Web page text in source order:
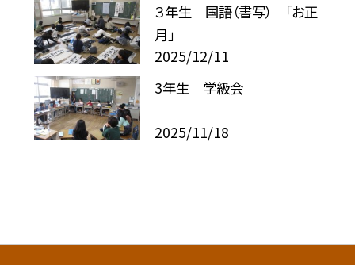
３年生 国語（書写） 「お正
月」
2025/12/11
3年生 学級会
2025/11/18